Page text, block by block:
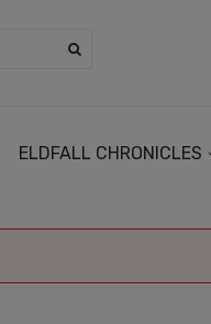
ELDFALL CHRONICLES